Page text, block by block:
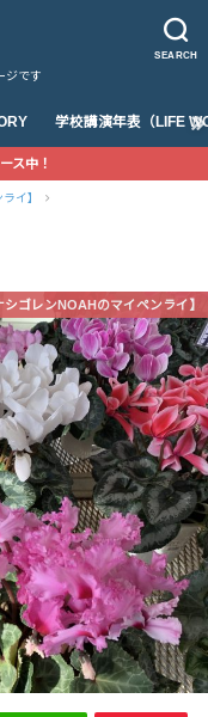
SEARCH
ジです
学校講演年表（LIFE
ス中！
イ】
ゴレンNOAHのマイペンライ】